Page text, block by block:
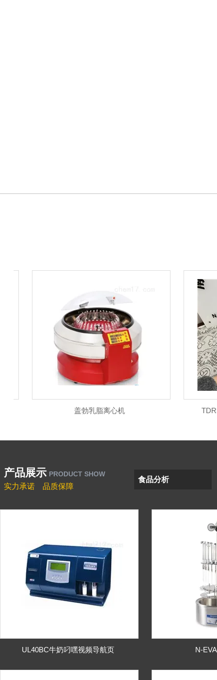
盖勃乳脂离心机
产品展示 PRODUCT SHOW
实力承诺 品质保障
食品分析
UL40BC牛奶叼嘿视频导航页 N-